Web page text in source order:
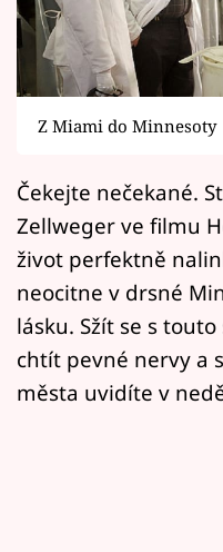
Sledujte prima+
Filmový festival
Mámy sobě
Přihlášení
Sledujte nás
Z Miami do Minnesoty
Čekejte nečekané.
Zellweger ve filmu
život perfektně
neocitne v drsné
lásku. Sžít se s
chtít pevné nervy a
města uvidíte v